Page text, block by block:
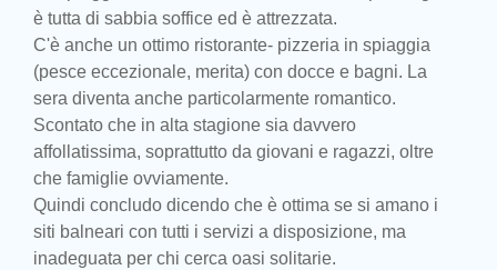
è tutta di sabbia soffice ed è attrezzata.
C'è anche un ottimo ristorante- pizzeria in spiaggia
(pesce eccezionale, merita) con docce e bagni. La
sera diventa anche particolarmente romantico.
Scontato che in alta stagione sia davvero
affollatissima, soprattutto da giovani e ragazzi, oltre
che famiglie ovviamente.
Quindi concludo dicendo che è ottima se si amano i
siti balneari con tutti i servizi a disposizione, ma
inadeguata per chi cerca oasi solitarie.